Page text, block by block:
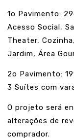
1o Pavimento:
Acesso Social,
Theater,
Jardim, Área
2o Pavimento:
3 Suítes com
O projeto será
alterações de
comprador.